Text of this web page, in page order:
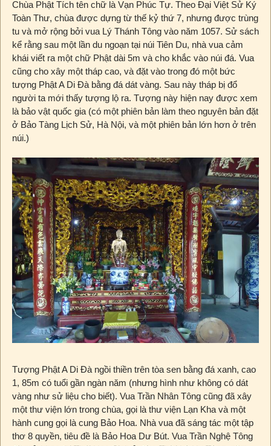
Chùa Phật Tích tên chữ là Vạn Phúc Tự. Theo Đại Việt Sử Ký
Toàn Thư, chùa được dựng từ thế kỷ thứ 7, nhưng được trùng
tu và mở rộng bởi vua Lý Thánh Tông vào năm 1057. Sử sách
kể rằng sau một lần du ngoạn tại núi Tiên Du, nhà vua cảm
khái viết ra một chữ Phật dài 5m và cho khắc vào núi đá. Vua
cũng cho xây một tháp cao, và đặt vào trong đó một bức
tượng Phật A Di Đà bằng đá dát vàng. Sau này tháp bị đổ
người ta mới thấy tượng lộ ra. Tượng này hiện nay được xem
là bảo vật quốc gia (có một phiên bản làm theo nguyên bản đặt
ở Bảo Tàng Lịch Sử, Hà Nội, và một phiên bản lớn hơn ở trên
núi.)
Tượng Phật A Di Đà ngồi thiền trên tòa sen bằng đá xanh, cao
1, 85m có tuổi gần ngàn năm (nhưng hình như không có dát
vàng như sử liệu cho biết). Vua Trần Nhân Tông cũng đã xây
một thư viện lớn trong chùa, gọi là thư viện Lạn Kha và một
hành cung gọi là cung Bảo Hoa. Nhà vua đã sáng tác một tập
thơ 8 quyền, tiêu đề là Bảo Hoa Dư Bút. Vua Trần Nghệ Tông